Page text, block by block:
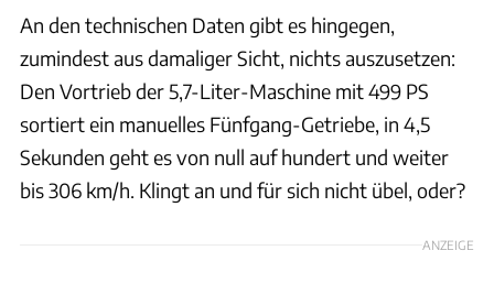
An den technischen Daten gibt es hingegen,
zumindest aus damaliger Sicht, nichts auszusetzen:
Den Vortrieb der 5,7-Liter-Maschine mit 499 PS
sortiert ein manuelles Fünfgang-Getriebe, in 4,5
Sekunden geht es von null auf hundert und weiter
bis 306 km/h. Klingt an und für sich nicht übel, oder?
ANZEIGE